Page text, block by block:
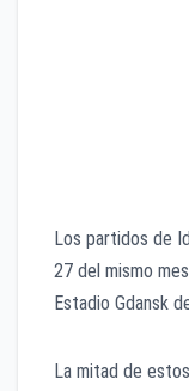
Los partidos de
27 del mismo
Estadio Gdansk
La mitad de